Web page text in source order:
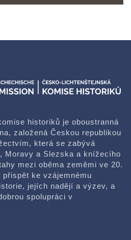
historiků je oboustranná
založená Českou republikou
která se zabývá
Moravy a Slezska a knížecího
mezi oběma zeměmi ve 20.
ke vzájemnému
jejích nadějí a výzev, a
spolupráci v